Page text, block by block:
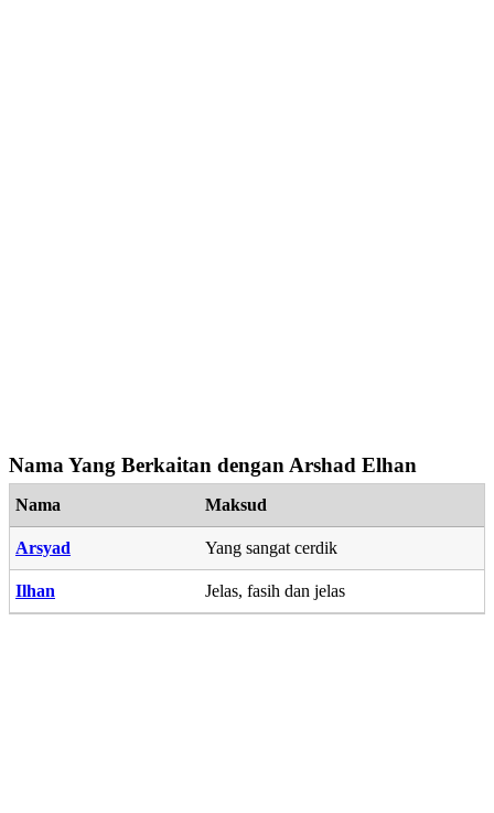
Nama Yang Berkaitan dengan Arshad Elhan
Nama Maksud
Arsyad Yang sangat cerdik
Ilhan Jelas, fasih dan jelas